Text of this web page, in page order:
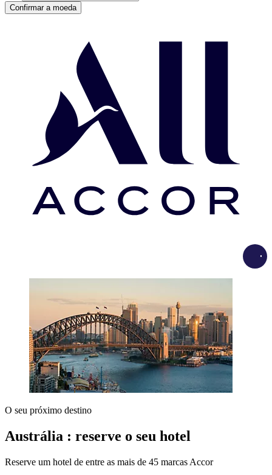
Confirmar a moeda
O seu próximo destino
Austrália : reserve o seu hotel
Reserve um hotel de entre as mais de 45 marcas Accor